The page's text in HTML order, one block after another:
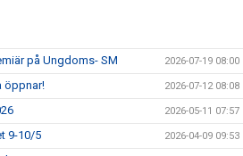
på Ungdoms- SM 2026-07-19 08:00
öppnar! 2026-07-12 08:08
2026-05-11 07:57
9-10/5 2026-04-09 09:53